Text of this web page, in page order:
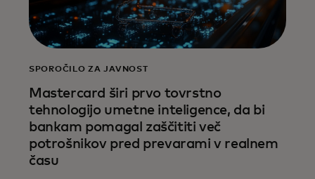
SPOROČILO ZA JAVNOST
Mastercard širi prvo tovrstno
tehnologijo umetne inteligence, da bi
bankam pomagal zaščititi več
potrošnikov pred prevarami v realnem
času